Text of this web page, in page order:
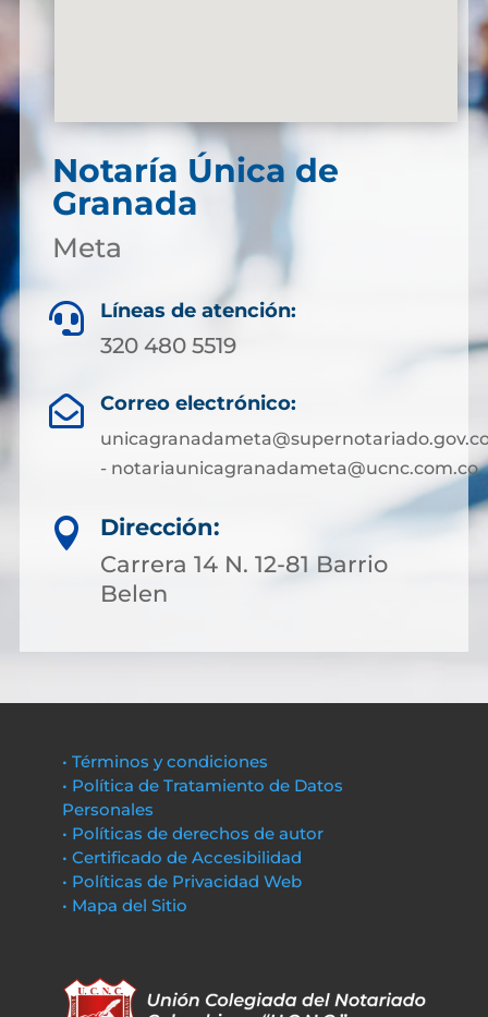
Notaría Única de
Granada
Meta
 Líneas de atención:
320 480 5519
 Correo electrónico:
- notariaunicagranadameta@ucnc.com.co

Dirección:
Carrera 14 N. 12-81 Barrio
Belen
• Términos y condiciones
• Política de Tratamiento de Datos
Personales
• Políticas de derechos de autor
• Certificado de Accesibilidad
• Políticas de Privacidad Web
• Mapa del Sitio